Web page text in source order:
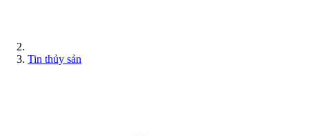
Tin thủy sản